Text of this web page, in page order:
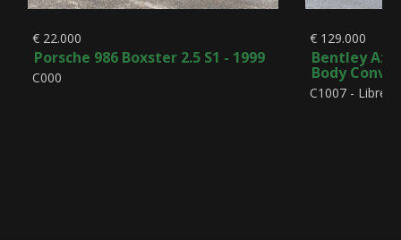
€ 22.000
Porsche 986 Boxster 2.5 S1 - 1999
C000
€ 129.000
Bentley
Body
C1007 -